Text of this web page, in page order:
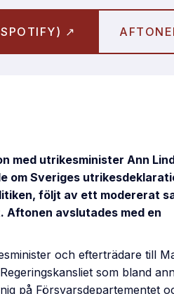
↗
med utrikesminister Ann
om Sveriges
följt av ett modererat
avslutades med en
och efterträdare till
som bland
på Försvarsdepartementet